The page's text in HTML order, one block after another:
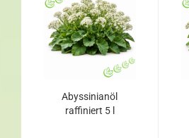
Abyssinianöl
raffiniert 5 l